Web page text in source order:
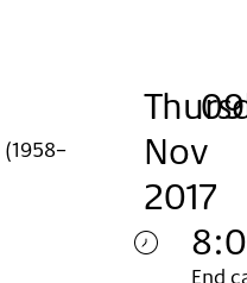
, 09
.
Nov
2017
.
End
(1958–